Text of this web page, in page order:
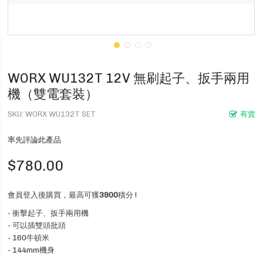
WORX WU132T 12V 無刷起子、扳手兩用
機（雙電套裝）
有貨
SKU WORX WU132T SET
率先評論此產品
$780.00
會員登入後購買，最高可獲3900積分 !
- 衝擊起子、扳手兩用機
- 可以插雙頭批頭
- 160牛頓米
- 144mm機身